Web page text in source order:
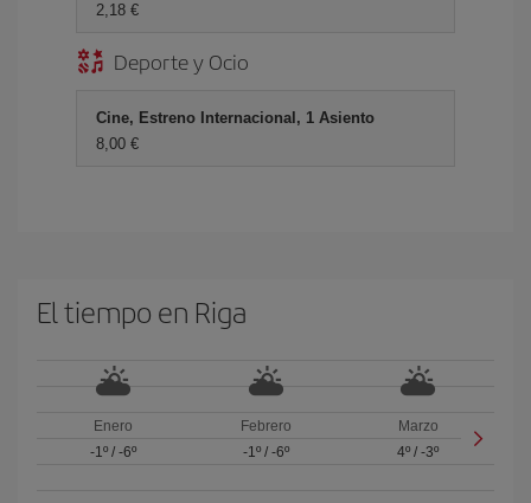
2,18 €
Deporte y Ocio
Cine, Estreno Internacional, 1 Asiento
8,00 €
El tiempo en Riga
Enero
-1º/ -6º
Febrero
-1º/ -6º
Marzo
4º /-3º